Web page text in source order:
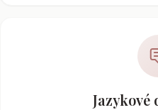
Jazykové